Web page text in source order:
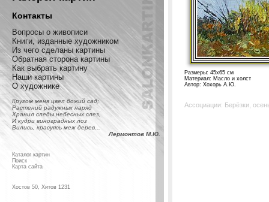
Контакты
Вопросы о живописи
Книги, изданные художником
Из чего сделаны картины
Обратная сторона картины
Как выбрать картину
Наши картины
О художнике
Кругом меня цвел божий сад;
Растений радужных наряд
Хранил следы небесных слез,
И кудри виноградных лоз
Вились, красуясь меж дерев...
Лермонтов М.Ю.
Каталог картин
Поиск
Карта сайта
Хостов 50, Хитов 1231
Размеры: 45x65 см
Материал: Масло и холст
Автор: Хохорь А.Ю.
Ассоциации: Берёзки,